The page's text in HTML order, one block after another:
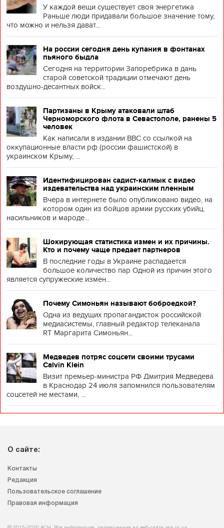
У каждой вещи существует своя энергетика
Раньше люди придавали большое значение тому,
что можно и нельзя дават...
На россии сегодня день купания в фонтанах
пьяного быдла
Сегодня на территории Запоребрика в дань
старой советской традиции отмечают день
воздушно-десантных войск...
Партизаны в Крыму атаковали штаб
Черноморского флота в Севастополе, ранены 5
человек
Как написали в издании BBC со ссылкой на
оккупационные власти рф (россии фашистской) в
украинском Крыму, ...
Идентифицирован садист-калмык с видео
издевательства над украинским пленным
Вчера в интернете было опубликовано видео, на
котором один из бойцов армии русских убийц,
насильников и мароде...
Шокирующая статистика измен и их причины.
Кто и почему чаще предает партнеров
В последние годы в Украине распадается
большое количество пар Одной из причин этого
является супружеские измен...
Почему Симоньян называют боброедкой?
Одна из ведущих пропагандисток российской
медиасистемы, главный редактор телеканала
RT Маргарита Симоньян...
Медведев потряс соцсети своими трусами
Calvin Klein
Визит премьер-министра РФ Дмитрия Медведева
в Краснодар 24 июля запомнился пользователям
соцсетей не местами, ...
О сайте:
Контакты
Редакция
Пользовательское соглашение
Правовая информация